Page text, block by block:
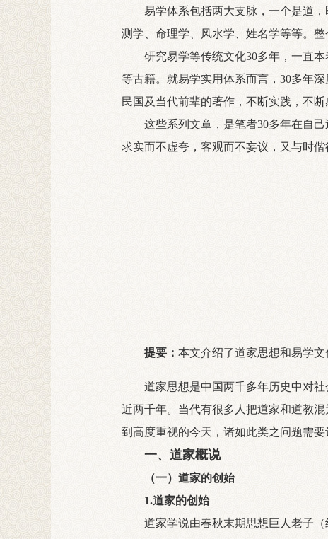
易学体系包括两大支脉，一个是道，
测学、命理学、风水学、姓名学等等。
研究易学等传统文化30多年，一直本
等古籍。就易学实用体系而言，30多年深
民国及当代前辈的著作，不断实践，不
这些系列文章，是笔者30多年在自己
求实而不虚夸，客观而不妄议，又与时
提要： 本文介绍了道家思想和易学
道家思想是中国两千多年历史中对社
近两千年。当代有很多人把道家和道教
到高度重视的今天，诸如此类之问题需
一、道家概说
（一）道家的创始
1.道家的创始
道家学说由春秋末期思想巨人老子